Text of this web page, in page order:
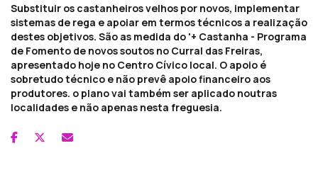
Substituir os castanheiros velhos por novos, implementar
sistemas de rega e apoiar em termos técnicos a realização
destes objetivos. São as medida do '+ Castanha - Programa
de Fomento de novos soutos no Curral das Freiras,
apresentado hoje no Centro Cívico local. O apoio é
sobretudo técnico e não prevê apoio financeiro aos
produtores. o plano vai também ser aplicado noutras
localidades e não apenas nesta freguesia.